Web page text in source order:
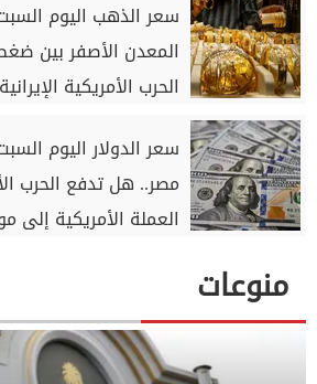
سعر الذهب اليوم
المعدن الأصفر بين
الحرب الأمريكية الإيرانية
مصر.. هل تدفع الحرب
العملة الأمريكية
منوعات